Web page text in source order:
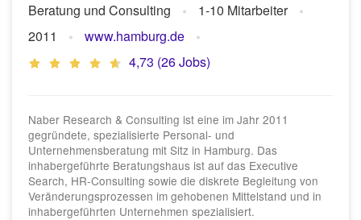
Beratung und Consulting
1-10 Mitarbeiter
2011
www.hamburg.de
4,73 (26 Jobs)
Naber Research & Consulting ist eine im Jahr 2011
gegründete, spezialisierte Personal- und
Unternehmensberatung mit Sitz in Hamburg. Das
inhabergeführte Beratungshaus ist auf das Executive
Search, HR-Consulting sowie die diskrete Begleitung von
Veränderungsprozessen im gehobenen Mittelstand und in
inhabergeführten Unternehmen spezialisiert.